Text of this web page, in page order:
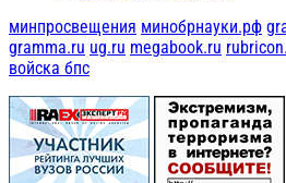
минпросвещения минобрнауки.рф
gramma.ru ug.ru megabook.ru
войска бпс